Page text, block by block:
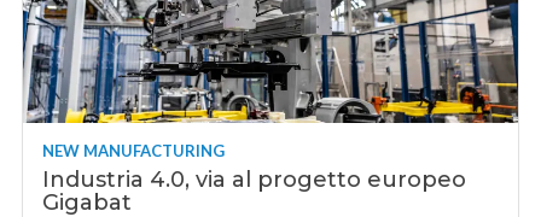
NEW MANUFACTURING
Industria 4.0, via al progetto europeo
Gigabat